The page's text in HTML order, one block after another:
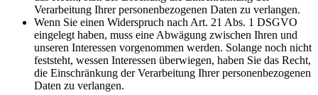
Verarbeitung Ihrer personenbezogenen Daten zu verlangen.
Wenn Sie einen Widerspruch nach Art. 21 Abs. 1 DSGVO
eingelegt haben, muss eine Abwägung zwischen Ihren und
unseren Interessen vorgenommen werden. Solange noch nicht
feststeht, wessen Interessen überwiegen, haben Sie das Recht,
die Einschränkung der Verarbeitung Ihrer personenbezogenen
Daten zu verlangen.